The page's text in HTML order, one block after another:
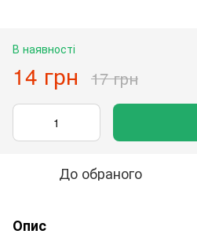
В наявності
14 грн 17 грн
До обраного
Опис